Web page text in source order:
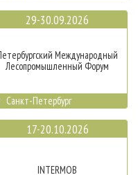
29-30.09.2026
Международный
Лесопромышленный Форум
Санкт-Петербург
17-20.10.2026
INTERMOB